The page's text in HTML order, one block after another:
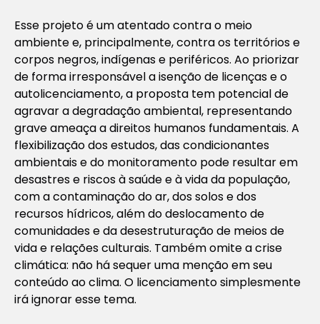
Esse projeto é um atentado contra o meio
ambiente e, principalmente, contra os territórios e
corpos negros, indígenas e periféricos. Ao priorizar
de forma irresponsável a isenção de licenças e o
autolicenciamento, a proposta tem potencial de
agravar a degradação ambiental, representando
grave ameaça a direitos humanos fundamentais. A
flexibilização dos estudos, das condicionantes
ambientais e do monitoramento pode resultar em
desastres e riscos à saúde e à vida da população,
com a contaminação do ar, dos solos e dos
recursos hídricos, além do deslocamento de
comunidades e da desestruturação de meios de
vida e relações culturais. Também omite a crise
climática: não há sequer uma menção em seu
conteúdo ao clima. O licenciamento simplesmente
irá ignorar esse tema.